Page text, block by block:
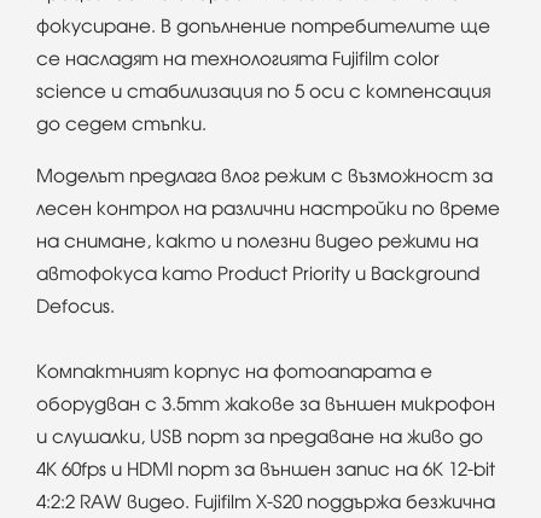
фокусиране. В допълнение потребителите ще
се насладят на технологията Fujifilm color
science и стабилизация по 5 оси с компенсация
до седем стъпки.
Моделът предлага влог режим с възможност за
лесен контрол на различни настройки по време
на снимане, както и полезни видео режими на
автофокуса като Product Priority и Background
Defocus.
Компактният корпус на фотоапарата е
оборудван с 3.5mm жакове за външен микрофон
и слушалки, USB порт за предаване на живо до
4K 60fps и HDMI порт за външен запис на 6K 12-bit
4:2:2 RAW видео. Fujifilm X-S20 поддържа безжична